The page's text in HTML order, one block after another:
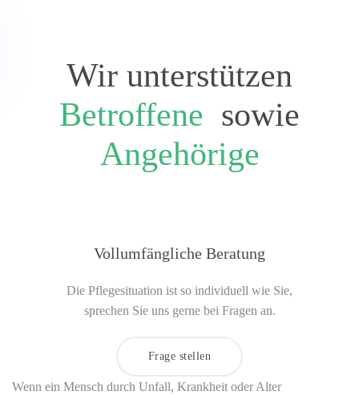
Wir unterstützen
Betroffene sowie
Angehörige
Vollumfängliche Beratung
Die Pflegesituation ist so individuell wie Sie,
sprechen Sie uns gerne bei Fragen an.
Frage stellen
Wenn ein Mensch durch Unfall, Krankheit oder Alter